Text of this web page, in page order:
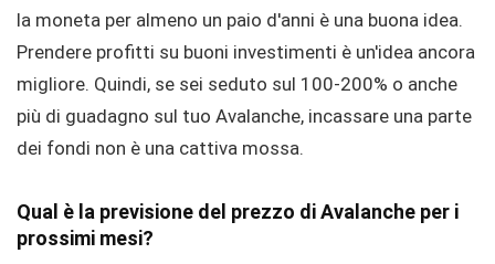
la moneta per almeno un paio d'anni è una buona idea.
Prendere profitti su buoni investimenti è un'idea ancora
migliore. Quindi, se sei seduto sul 100-200% o anche
più di guadagno sul tuo Avalanche, incassare una parte
dei fondi non è una cattiva mossa.
Qual è la previsione del prezzo di Avalanche per i
prossimi mesi?